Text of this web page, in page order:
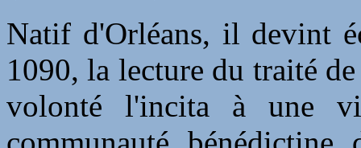
Natif d'Orléans, il devint
1090, la lecture du traité
volonté l'incita à une